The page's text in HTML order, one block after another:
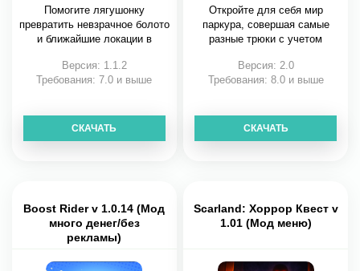
Помогите лягушонку
превратить невзрачное болото
и ближайшие локации в
Версия: 1.1.2
Требования: 7.0 и выше
СКАЧАТЬ
Откройте для себя мир
паркура, совершая самые
разные трюки с учетом
Версия: 2.0
Требования: 8.0 и выше
СКАЧАТЬ
Boost Rider v 1.0.14 (Мод
много денег/без
рекламы)
Scarland: Хоррор Квест v
1.01 (Мод меню)